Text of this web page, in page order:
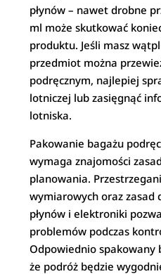
płynów – nawet drobne
ml może skutkować
produktu. Jeśli masz
przedmiot można
podręcznym, najlepiej
lotniczej lub zasięgnąć
lotniska.
Pakowanie bagażu
wymaga znajomości
planowania.
wymiarowych oraz zasad
płynów i elektroniki
problemów podczas
Odpowiednio spakowany
że podróż będzie